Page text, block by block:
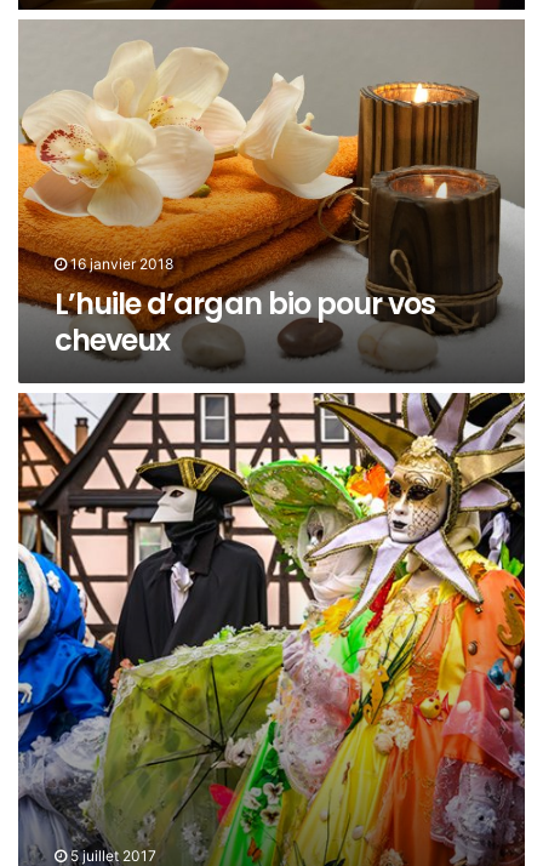
16 janvier 2018
L’huile d’argan bio pour vos
cheveux
5 juillet 2017